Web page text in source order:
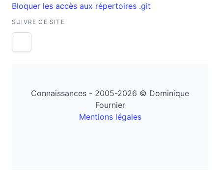
Bloquer les accès aux répertoires .git
SUIVRE CE SITE
Connaissances - 2005-2026 © Dominique
Fournier
Mentions légales